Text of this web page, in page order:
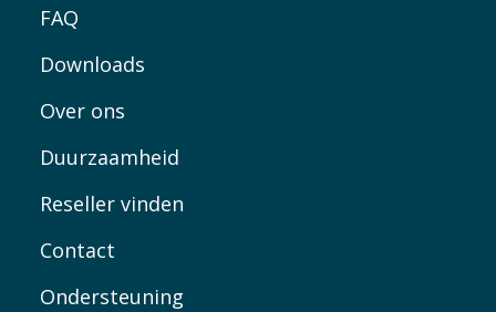
FAQ
Downloads
Over ons
Duurzaamheid
Reseller vinden
Contact
Ondersteuning